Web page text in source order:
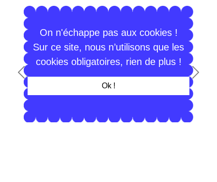
On n'échappe pas aux cookies !
Sur ce site, nous n’utilisons que les
cookies obligatoires, rien de plus !
Ok !
Précédent